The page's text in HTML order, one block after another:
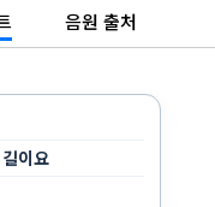
음원 출처
이요